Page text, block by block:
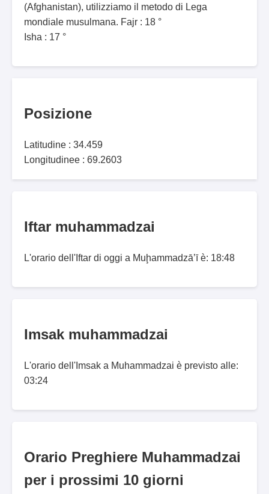
(Afghanistan), utilizziamo il metodo di Lega
mondiale musulmana. Fajr : 18 °
Isha : 17 °
Posizione
Latitudine : 34.459
Longitudinee : 69.2603
Iftar muhammadzai
L'orario dell'Iftar di oggi a Muḩammadzā’ī è: 18:48
Imsak muhammadzai
L'orario dell'Imsak a Muhammadzai è previsto alle:
03:24
Orario Preghiere Muhammadzai
per i prossimi 10 giorni